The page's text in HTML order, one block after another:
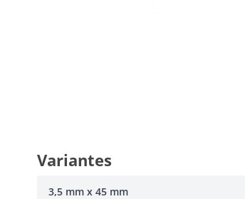
Variantes
3,5 mm x 45 mm